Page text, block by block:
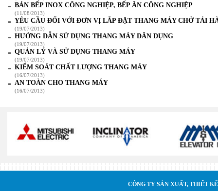
BÁN BẾP INOX CÔNG NGHIỆP, BẾP ĂN CÔNG NGHIỆP
(11/08/2013)
YÊU CẦU ĐỐI VỚI ĐƠN VỊ LẮP ĐẶT THANG MÁY CHỞ TẢI
(19/07/2013)
HƯỚNG DẪN SỬ DỤNG THANG MÁY DÂN DỤNG
(19/07/2013)
QUẢN LÝ VÀ SỬ DỤNG THANG MÁY
(19/07/2013)
KIỂM SOÁT CHẤT LƯỢNG THANG MÁY
(16/07/2013)
AN TOÀN CHO THANG MÁY
(16/07/2013)
CÔNG TY SẢN XUẤT, THIẾT